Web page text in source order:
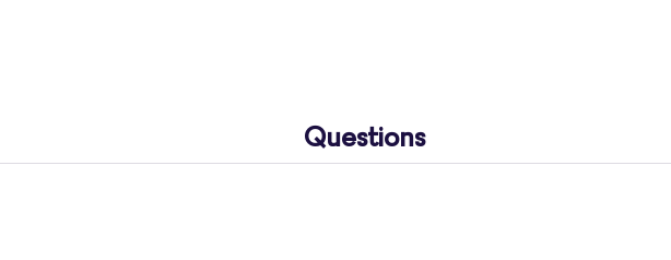
Questions